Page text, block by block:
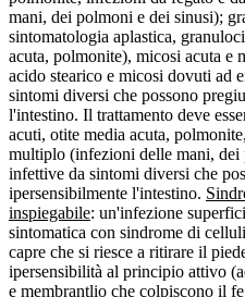
mani, dei polmoni e dei sinusi);
sintomatologia aplastica,
acuta, polmonite), micosi acuta e
acido stearico e micosi dovuti ad
sintomi diversi che possono
l'intestino. Il trattamento deve
acuti, otite media acuta,
multiplo (infezioni delle mani, dei
infettive da sintomi diversi che
ipersensibilmente l'intestino.
inspiegabile: un'infezione
sintomatica con sindrome di
capre che si riesce a ritirare il
ipersensibilità al principio attivo
e membrantlio che colpiscono il